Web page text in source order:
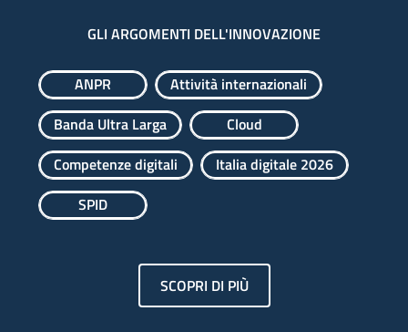
GLI ARGOMENTI DELL'INNOVAZIONE
ANPR
Attività internazionali
Banda Ultra Larga
Cloud
Competenze digitali
Italia digitale 2026
SPID
SCOPRI DI PIÙ